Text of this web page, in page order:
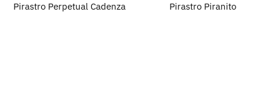
Pirastro Perpetual Cadenza Pirastro Piranito